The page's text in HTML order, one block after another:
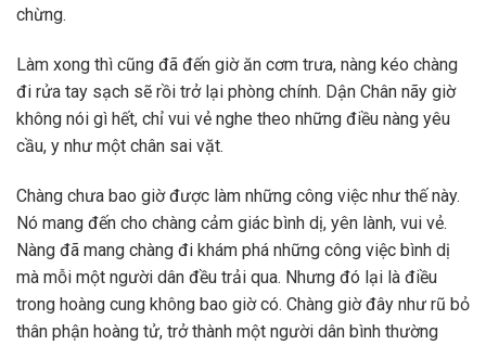
chừng.
Làm xong thì cũng đã đến giờ ăn cơm trưa, nàng kéo chàng
đi rửa tay sạch sẽ rồi trở lại phòng chính. Dận Chân nãy giờ
không nói gì hết, chỉ vui vẻ nghe theo những điều nàng yêu
cầu, y như một chân sai vặt.
Chàng chưa bao giờ được làm những công việc như thế này.
Nó mang đến cho chàng cảm giác bình dị, yên lành, vui vẻ.
Nàng đã mang chàng đi khám phá những công việc bình dị
mà mỗi một người dân đều trải qua. Nhưng đó lại là điều
trong hoàng cung không bao giờ có. Chàng giờ đây như rũ bỏ
thân phận hoàng tử, trở thành một người dân bình thường